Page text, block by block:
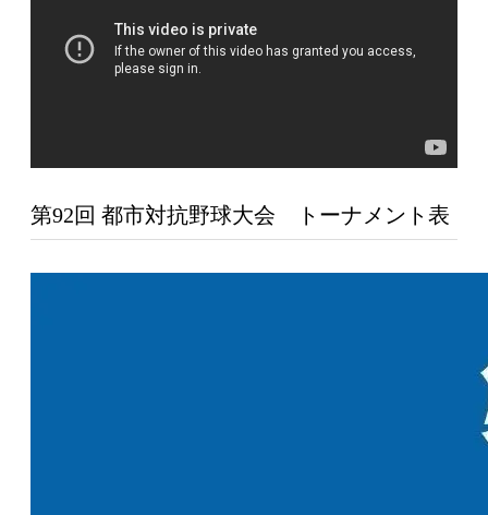
第92回 都市対抗野球大会 トーナメント表